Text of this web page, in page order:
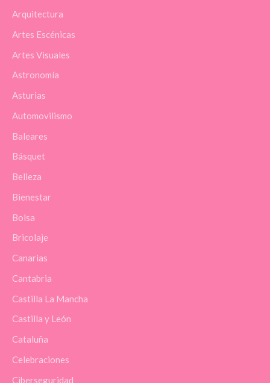
Arquitectura
Artes Escénicas
Artes Visuales
Astronomía
Asturias
Automovilismo
Baleares
Básquet
Belleza
Bienestar
Bolsa
Bricolaje
Canarias
Cantabria
Castilla La Mancha
Castilla y León
Cataluña
Celebraciones
Ciberseguridad